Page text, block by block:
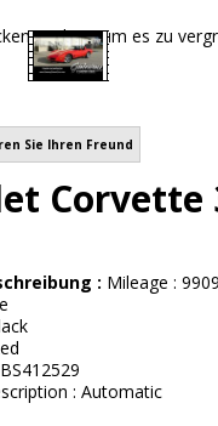
Sie Ihren Freund
Corvette
: Mileage :
: Automatic